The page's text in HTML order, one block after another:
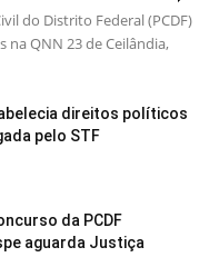
do Distrito Federal (PCDF)
QNN 23 de Ceilândia,
direitos políticos
pelo STF
da PCDF
aguarda Justiça